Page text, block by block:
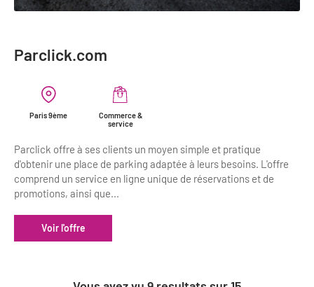
Parclick.com
Paris 9ème
Commerce &
service
Parclick offre à ses clients un moyen simple et pratique
d'obtenir une place de parking adaptée à leurs besoins. L'offre
comprend un service en ligne unique de réservations et de
promotions, ainsi que...
Voir l'offre